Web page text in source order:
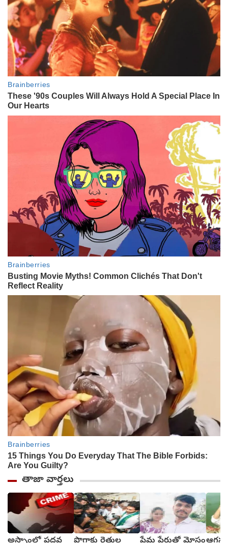
తాజా వార్తలు